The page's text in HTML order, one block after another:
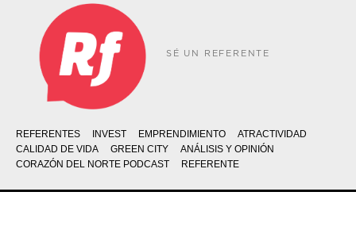
SÉ UN REFERENTE
REFERENTES INVEST EMPRENDIMIENTO
ATRACTIVIDAD
CALIDAD DE VIDA
GREEN CITY
ANÁLISIS Y OPINIÓN
CORAZÓN DEL NORTE PODCAST
REFERENTE